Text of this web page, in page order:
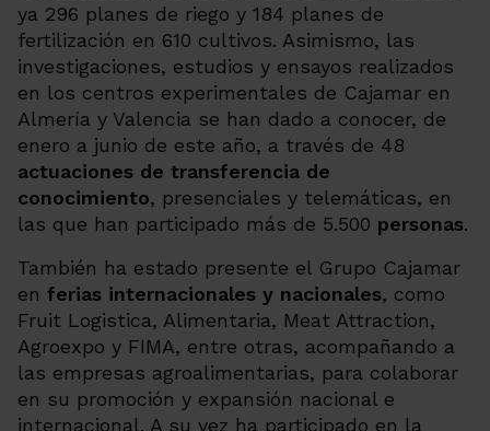
ya 296 planes de riego y 184 planes de
fertilización en 610 cultivos. Asimismo, las
investigaciones, estudios y ensayos realizados
en los centros experimentales de Cajamar en
Almería y Valencia se han dado a conocer, de
enero a junio de este año, a través de 48
actuaciones de transferencia de
conocimiento, presenciales y telemáticas, en
las que han participado más de 5.500 personas.
También ha estado presente el Grupo Cajamar
en ferias internacionales y nacionales, como
Fruit Logistica, Alimentaria, Meat Attraction,
Agroexpo y FIMA, entre otras, acompañando a
las empresas agroalimentarias, para colaborar
en su promoción y expansión nacional e
internacional. A su vez ha participado en la